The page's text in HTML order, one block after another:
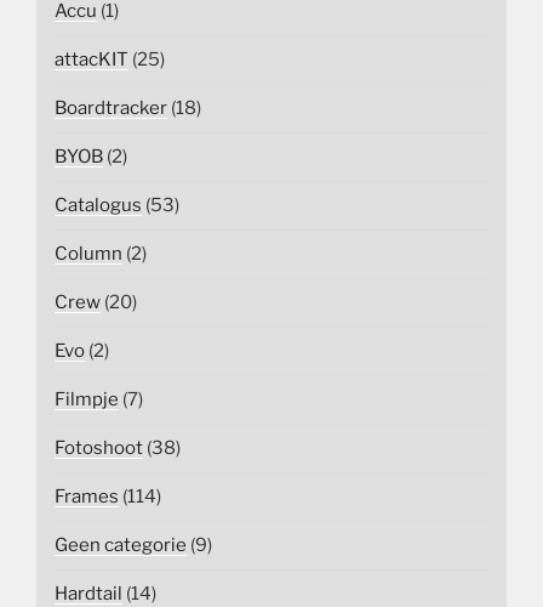
Accu (1)
attacKIT (25)
Boardtracker (18)
BYOB (2)
Catalogus (53)
Column (2)
Crew (20)
Evo (2)
Filmpje (7)
Fotoshoot (38)
Frames (114)
Geen categorie (9)
Hardtail (14)